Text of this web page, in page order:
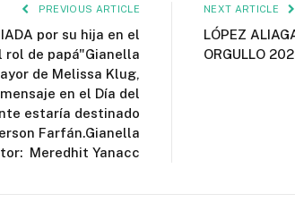
PREVIOUS ARTICLE
por su hija en el
rol de papá"Gianella
de Melissa Klug,
en el Día del
estaría destinado
Farfán.Gianella
Meredhit Yanacc
NEXT ARTICLE
LÓPEZ
ORGULLO